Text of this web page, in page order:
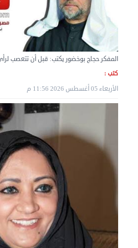
نقل عفش المنطقه العاشره 50636444 فك وتركيب ...
السبت 07 سبتمبر 2024 04:08 م
نقل عفش الكويت 50636444 فك وتركيب ايكيا محلي ...
المفكر حجاج بوخضور يكتب: قبل أن تتعصب
كتب :
الأربعاء 05 أغسطس 2026 11:56 م